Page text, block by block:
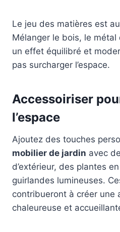
Le jeu des matières est
Mélanger le bois, le
un effet équilibré et
pas surcharger l’espace.
Accessoiriser
l’espace
Ajoutez des touches
mobilier de jardin avec
d’extérieur, des plantes
guirlandes lumineuses.
contribueront à créer une
chaleureuse et